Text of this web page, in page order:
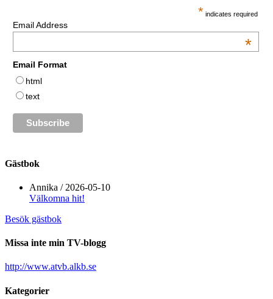
* indicates required
Email Address
*
Email Format
html
text
Gästbok
Annika / 2026-05-10
Välkomna hit!
Besök gästbok
Missa inte min TV-blogg
http://www.atvb.alkb.se
Kategorier